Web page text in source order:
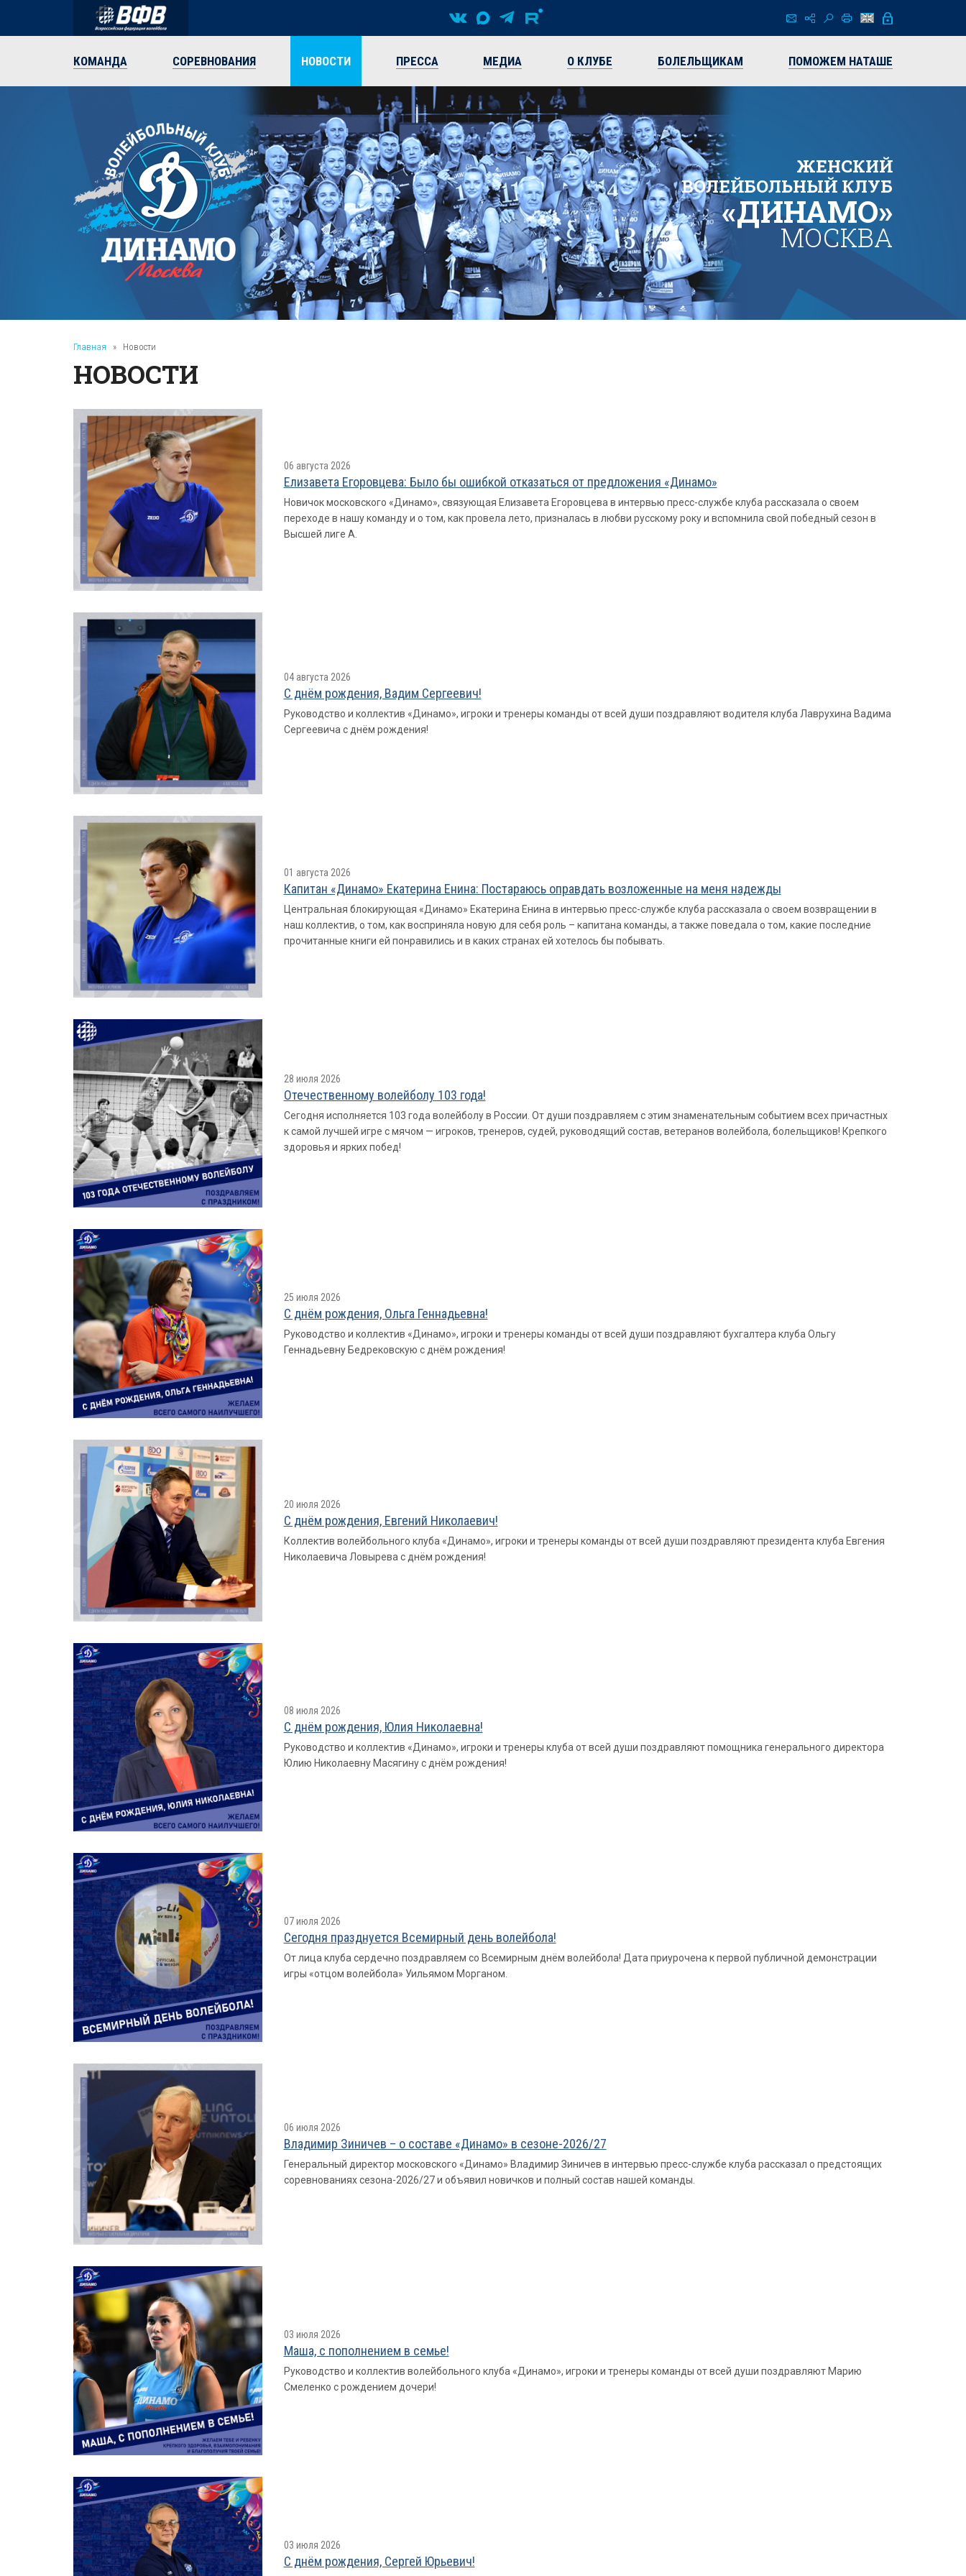
КОМАНДА СОРЕВНОВАНИЯ НОВОСТИ ПРЕССА МЕДИА О КЛУБЕ БОЛЕЛЬЩИКАМ ПОМОЖЕМ НАТАШЕ
ЖЕНСКИЙ
ВОЛЕЙБОЛЬНЫЙ КЛУБ
«ДИНАМО»
МОСКВА
Главная » Новости
НОВОСТИ
06 августа 2026
Елизавета Егоровцева: Было бы ошибкой отказаться от предложения «Динамо»
Новичок московского «Динамо», связующая Елизавета Егоровцева в интервью пресс-службе клуба рассказала о своем
переходе в нашу команду и о том, как провела лето, призналась в любви русскому року и вспомнила свой победный сезон в
Высшей лиге А.
04 августа 2026
С днём рождения, Вадим Сергеевич!
Руководство и коллектив «Динамо», игроки и тренеры команды от всей души поздравляют водителя клуба Лаврухина Вадима
Сергеевича с днём рождения!
01 августа 2026
Капитан «Динамо» Екатерина Енина: Постараюсь оправдать возложенные на меня надежды
Центральная блокирующая «Динамо» Екатерина Енина в интервью пресс-службе клуба рассказала о своем возвращении в
наш коллектив, о том, как восприняла новую для себя роль – капитана команды, а также поведала о том, какие последние
прочитанные книги ей понравились и в каких странах ей хотелось бы побывать.
28 июля 2026
Отечественному волейболу 103 года!
Сегодня исполняется 103 года волейболу в России. От души поздравляем с этим знаменательным событием всех причастных
к самой лучшей игре с мячом — игроков, тренеров, судей, руководящий состав, ветеранов волейбола, болельщиков! Крепкого
здоровья и ярких побед!
25 июля 2026
С днём рождения, Ольга Геннадьевна!
Руководство и коллектив «Динамо», игроки и тренеры команды от всей души поздравляют бухгалтера клуба Ольгу
Геннадьевну Бедрековскую с днём рождения!
20 июля 2026
С днём рождения, Евгений Николаевич!
Коллектив волейбольного клуба «Динамо», игроки и тренеры команды от всей души поздравляют президента клуба Евгения
Николаевича Ловырева с днём рождения!
08 июля 2026
С днём рождения, Юлия Николаевна!
Руководство и коллектив «Динамо», игроки и тренеры клуба от всей души поздравляют помощника генерального директора
Юлию Николаевну Масягину с днём рождения!
07 июля 2026
Сегодня празднуется Всемирный день волейбола!
От лица клуба сердечно поздравляем со Всемирным днём волейбола! Дата приурочена к первой публичной демонстрации
игры «отцом волейбола» Уильямом Морганом.
06 июля 2026
Владимир Зиничев – о составе «Динамо» в сезоне-2026/27
Генеральный директор московского «Динамо» Владимир Зиничев в интервью пресс-службе клуба рассказал о предстоящих
соревнованиях сезона-2026/27 и объявил новичков и полный состав нашей команды.
03 июля 2026
Маша, с пополнением в семье!
Руководство и коллектив волейбольного клуба «Динамо», игроки и тренеры команды от всей души поздравляют Марию
Смеленко с рождением дочери!
03 июля 2026
С днём рождения, Сергей Юрьевич!